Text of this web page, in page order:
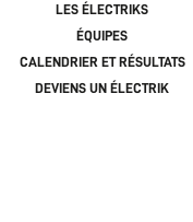
LES ÉLECTRIKS
ÉQUIPES
CALENDRIER ET RÉSULTATS
DEVIENS UN ÉLECTRIK